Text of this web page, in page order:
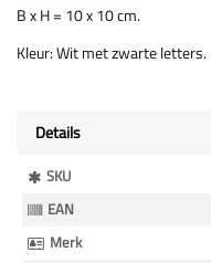
B x H = 10 x 10 cm.
Kleur: Wit met zwarte letters.
Details
Meer
Informatie
SKU
EAN
Merk